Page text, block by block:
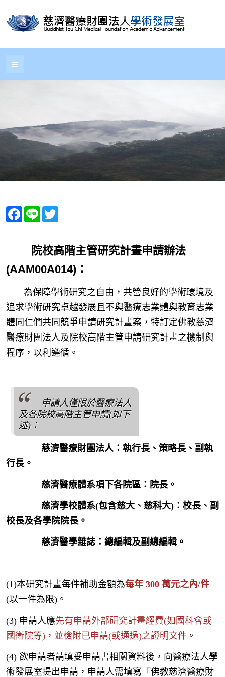
Facebook
Line
院校高階主管研究計畫申請辦法
(AAM00A014)：
為保障學術研究之自由，共營良好的學術環境及
追求學術研究卓越發展且不與醫療志業體與教育志業
體同仁們共同競爭申請研究計畫案，特訂定佛教慈濟
醫療財團法人及院校高階主管申請研究計畫之機制與
程序，以利遵循。
申請人僅限於醫療法人
及各院校高階主管申請(如下
述)：
慈濟醫療財團法人：執行長、策略長、副執
行長。
慈濟醫療體系項下各院區：院長。
慈濟學校體系(包含慈大、慈科大)：校長、副
校長及各學院院長。
慈濟醫學雜誌：總編輯及副總編輯。
(1)本研究計畫每件補助金額為每年 300 萬元之內/件
(以一件為限)。
(3) 申請人應先有申請外部研究計畫經費(如國科會或
國衛院等)，並檢附已申請(或通過)之證明文件 。
(4) 欲申請者請填妥申請書相關資料後，向醫療法人學
術發展室提出申請，申請人需填寫「佛教慈濟醫療財